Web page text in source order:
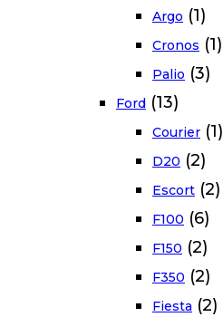
Argo (1)
Cronos (1)
Palio (3)
Ford (13)
Courier (1)
D20 (2)
Escort (2)
F100 (6)
F150 (2)
F350 (2)
Fiesta (2)